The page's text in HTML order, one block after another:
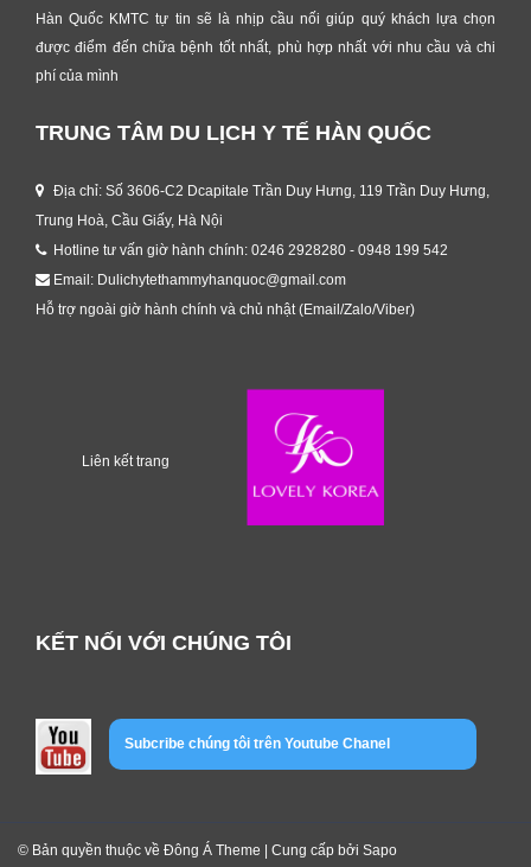
Hàn Quốc KMTC tự tin sẽ là nhịp cầu nối giúp quý khách lựa chọn
được điểm đến chữa bệnh tốt nhất, phù hợp nhất với nhu cầu và chi
phí của mình
TRUNG TÂM DU LỊCH Y TẾ HÀN QUỐC
Địa chỉ: Số 3606-C2 Dcapitale Trần Duy Hưng, 119 Trần Duy Hưng,
Trung Hoà, Cầu Giấy, Hà Nội
Hotline tư vấn giờ hành chính: 0246 2928280 - 0948 199 542
Email: Dulichytethammyhanquoc@gmail.com
Hỗ trợ ngoài giờ hành chính và chủ nhật (Email/Zalo/Viber)
Liên kết trang
KẾT NỐI VỚI CHÚNG TÔI
Subcribe chúng tôi trên Youtube Chanel
© Bản quyền thuộc về Đông Á Theme | Cung cấp bởi Sapo